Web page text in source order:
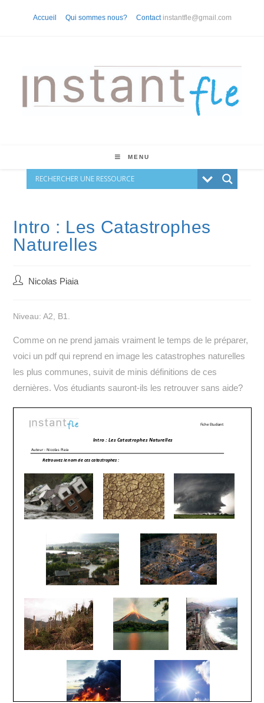
Accueil Qui sommes nous? Contact instantfle@gmail.com
MENU
Intro : Les Catastrophes
Naturelles
Auteur/autrice
publication :
Nicolas Piaia
Niveau: A2, B1.
Comme on ne prend jamais vraiment le temps de le préparer,
voici un pdf qui reprend en image les catastrophes naturelles
les plus communes, suivit de minis définitions de ces
dernières.Vos étudiants sauront-ils les retrouver sans aide?